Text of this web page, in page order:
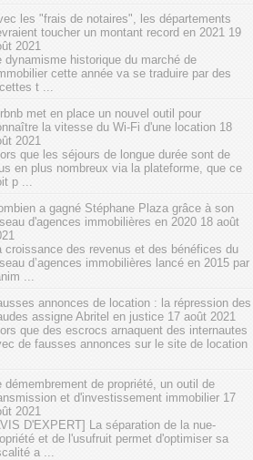
les "frais de notaires", les départements
toucher un montant record en 2021 19
2021
dynamisme historique du marché de
cette année va se traduire par des
t ...
met en place un nouvel outil pour
la vitesse du Wi-Fi d'une location 18
2021
que les séjours de longue durée sont de
en plus nombreux via la plateforme, que ce
p ...
a gagné Stéphane Plaza grâce à son
d'agences immobilières en 2020 18 août
croissance des revenus et des bénéfices du
d’agences immobilières lancé en 2015 par
...
annonces de location : la répression des
assigne Abritel en justice 17 août 2021
que des escrocs arnaquent des internautes
de fausses annonces sur le site de location
démembrement de propriété, un outil de
et d'investissement immobilier 17
2021
D'EXPERT] La séparation de la nue-
et de l'usufruit permet d'optimiser sa
a ...